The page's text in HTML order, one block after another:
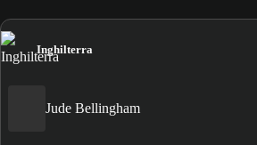
Inghilterra
Jude Bellingham